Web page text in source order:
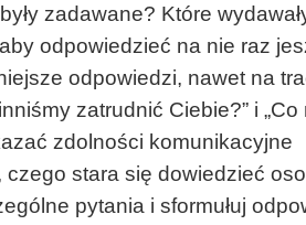
zadawane? Które
odpowiedzieć na nie raz
odpowiedzi, nawet na
zatrudnić Ciebie?” i
zdolności komunikacyjne
czego stara się dowiedzieć
pytania i sformułuj